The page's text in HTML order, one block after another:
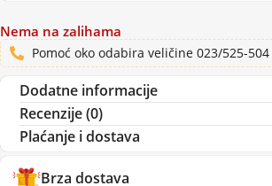
Nema na zalihama
Pomoć oko odabira veličine 023/525-504
Dodatne informacije
Recenzije (0)
Plaćanje i dostava
Brza dostava